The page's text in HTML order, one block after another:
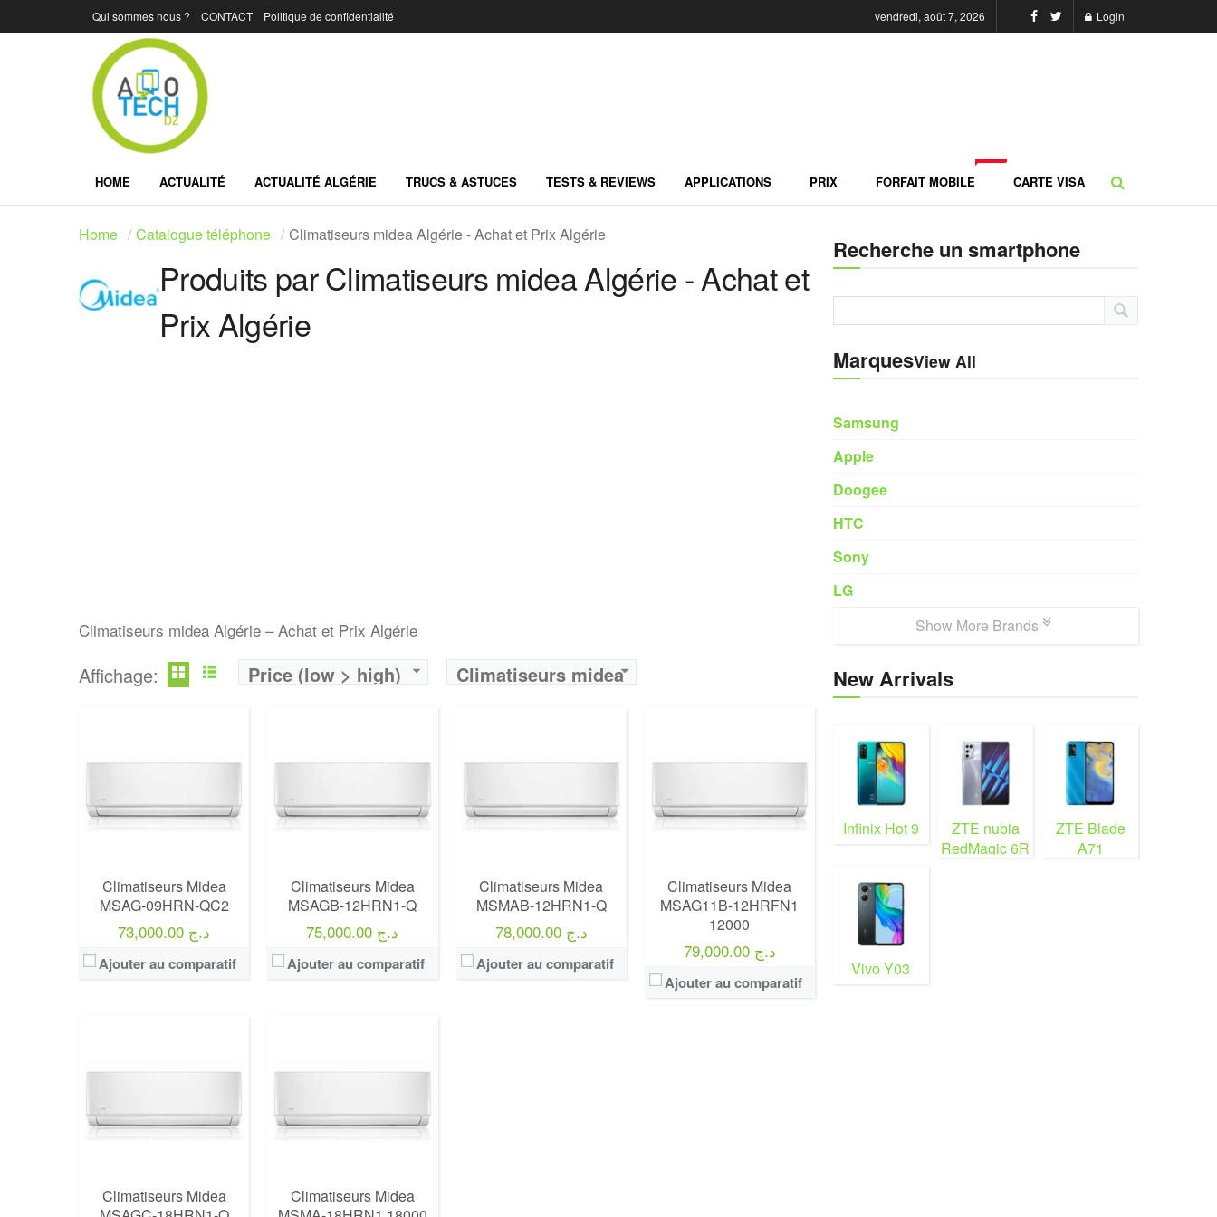
Qui sommes nous ? CONTACT Politique de confidentialité vendredi, août 7, 2026 Login
HOME ACTUALITÉ ACTUALITÉ ALGÉRIE TRUCS & ASTUCES TESTS & REVIEWS APPLICATIONS PRIX FORFAIT MOBILE CARTE VISA
Home Catalogue téléphone Climatiseurs midea Algérie - Achat et Prix Algérie
Produits par Climatiseurs midea Algérie - Achat et
Prix Algérie
Climatiseurs midea Algérie – Achat et Prix Algérie
Affichage: Price (low > high) Climatiseurs midea
Climatiseurs Midea
MSAG-09HRN-QC2
73,000.00 د.ج
Ajouter au comparatif
Climatiseurs Midea
MSAGB-12HRN1-Q
75,000.00 د.ج
Ajouter au comparatif
Climatiseurs Midea
MSMAB-12HRN1-Q
78,000.00 د.ج
Ajouter au comparatif
Climatiseurs Midea
MSAG11B-12HRFN1
12000
79,000.00 د.ج
Ajouter au comparatif
Climatiseurs Midea
Climatiseurs Midea
Recherche un smartphone
MarquesView All
Samsung
Apple
Doogee
HTC
Sony
LG
Show More Brands
New Arrivals
Infinix Hot 9
ZTE nubia
RedMagic 6R
ZTE Blade
A71
Vivo Y03